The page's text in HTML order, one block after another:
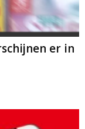
er in